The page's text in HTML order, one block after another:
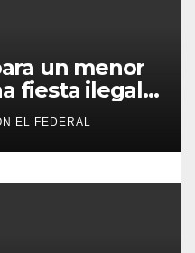
un menor
fiesta ilegal
en
EL FEDERAL